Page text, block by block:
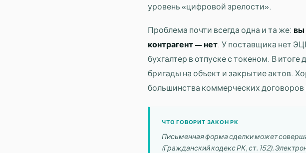
уровень «цифровой зрелости».
Проблема почти всегда одна и та же: вы
контрагент — нет. У поставщика нет
бухгалтер в отпуске с токеном. В
бригады на объект и закрытие актов.
большинства коммерческих договоров
ЧТО ГОВОРИТ ЗАКОН РК
Письменная форма сделки может
(Гражданский кодекс РК, ст. 152).